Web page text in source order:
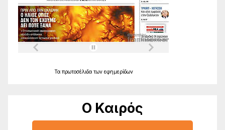
Τα πρωτοσέλιδα των εφημερίδων
Ο Καιρός